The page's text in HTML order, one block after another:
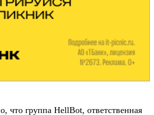
что группа HellBot, ответственная